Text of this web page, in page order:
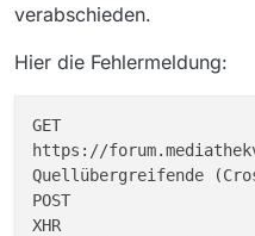
verabschieden.
Hier die Fehlermeldung:
GET
https://
Quellübergreifende
POST
XHR